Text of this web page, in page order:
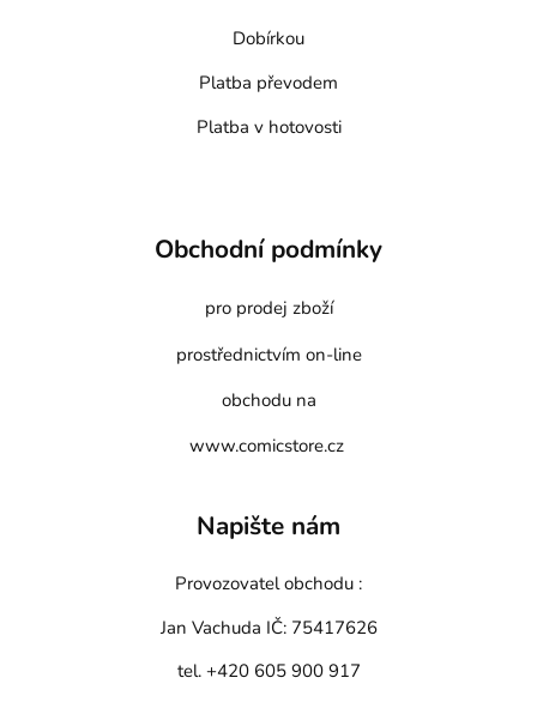
Dobírkou
Platba převodem
Platba v hotovosti
Obchodní podmínky
pro prodej zboží
prostřednictvím on-line
obchodu na
www.comicstore.cz
Napište nám
Provozovatel obchodu :
Jan Vachuda IČ: 75417626
tel. +420 605 900 917